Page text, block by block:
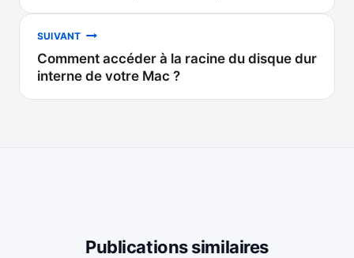
l’article
SUIVANT
Comment accéder à la racine du disque dur
interne de votre Mac ?
Publications similaires